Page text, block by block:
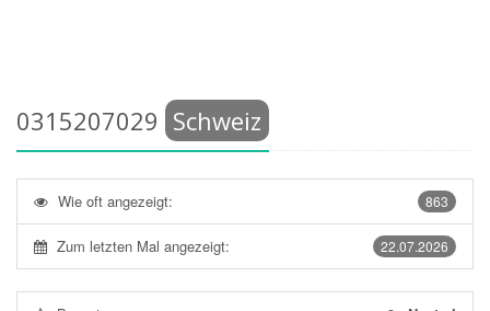
0315207029 Schweiz
863
Wie oft angezeigt:
22.07.2026
Zum letzten Mal angezeigt: